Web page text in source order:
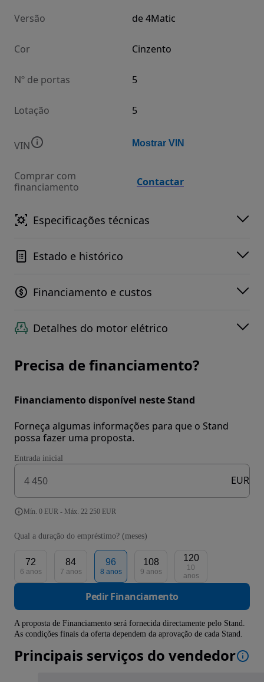
Versão de 4Matic
Cor Cinzento
Nº de portas 5
Lotação 5
VIN Mostrar VIN
Comprar com
financiamento
Contactar
Especificações técnicas
Estado e histórico
Financiamento e custos
Detalhes do motor elétrico
Precisa de financiamento?
Financiamento disponível neste Stand
Forneça algumas informações para que o Stand
possa fazer uma proposta.
Entrada inicial
EUR
Mín. 0 EUR - Máx. 22 250 EUR
Qual a duração do empréstimo? (meses)
72
6 anos
84
7 anos
96
8 anos
108
9 anos
120
10
anos
Pedir Financiamento
A proposta de Financiamento será fornecida directamente pelo Stand.
As condições finais da oferta dependem da aprovação de cada Stand.
Principais serviços do vendedor